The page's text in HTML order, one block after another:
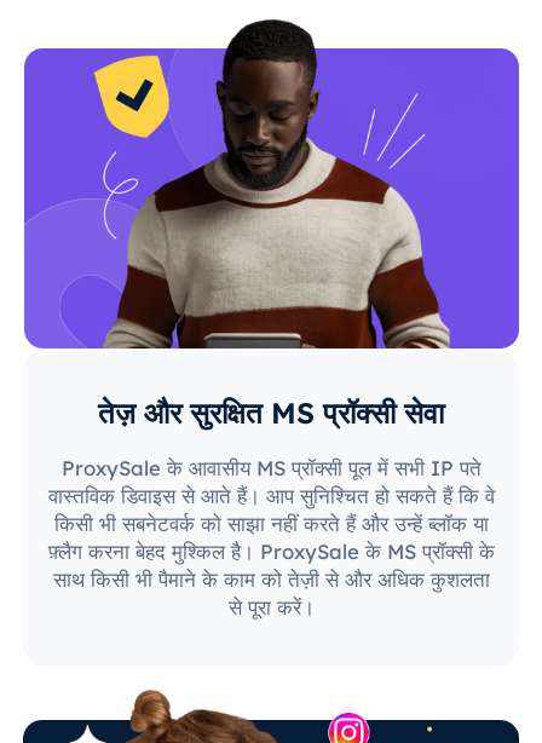
तेज़ और सुरक्षित MS प्रॉक्सी सेवा
ProxySale के आवासीय MS प्रॉक्सी पूल में सभी IP पते
वास्तविक डिवाइस से आते हैं। आप सुनिश्चित हो सकते हैं कि वे
किसी भी सबनेटवर्क को साझा नहीं करते हैं और उन्हें ब्लॉक या
फ़्लैग करना बेहद मुश्किल है। ProxySale के MS प्रॉक्सी के
साथ किसी भी पैमाने के काम को तेज़ी से और अधिक कुशलता
से पूरा करें।